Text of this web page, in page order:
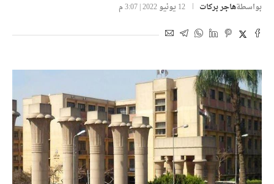
بواسطةهاجر بركات 12 يونيو 2022 | 3:07 م